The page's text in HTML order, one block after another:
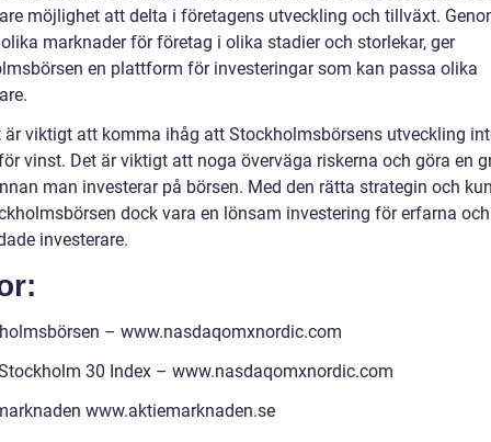
möjlighet att delta i företagens utveckling och tillväxt.
marknader för företag i olika stadier och storlekar, ger
en plattform för investeringar som kan passa olika
är viktigt att komma ihåg att Stockholmsbörsens utveckling
vinst. Det är viktigt att noga överväga riskerna och göra en
man investerar på börsen. Med den rätta strategin och
dock vara en lönsam investering för erfarna och
investerare.
– www.nasdaqomxnordic.com
30 Index – www.nasdaqomxnordic.com
www.aktiemarknaden.se